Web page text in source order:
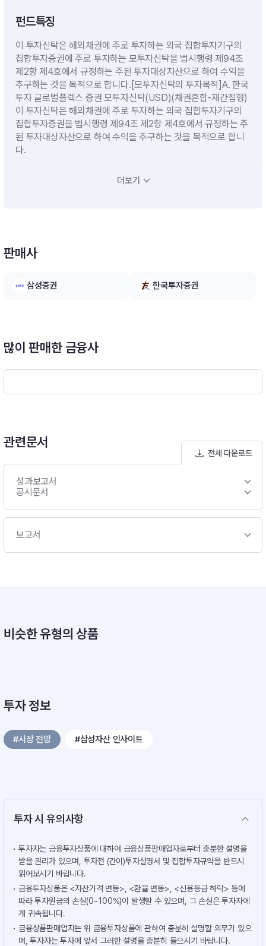
펀드특징
이 투자신탁은 해외채권에 주로 투자하는 외국 집합투자기구의
집합투자증권에 주로 투자하는 모투자신탁을 법시행령 제94조
제2항 제4호에서 규정하는 주된 투자대상자산으로 하여 수익을
추구하는 것을 목적으로 합니다.[모투자신탁의 투자목적]A. 한국
투자 글로벌플렉스 증권 모투자신탁(USD)(채권혼합-재간접형)
이 투자신탁은 해외채권에 주로 투자하는 외국 집합투자기구의
집합투자증권을 법시행령 제94조 제2항 제4호에서 규정하는 주
된 투자대상자산으로 하여 수익을 추구하는 것을 목적으로 합니
다.
용할 계획입니다.(2) 환위험 관리 전략- 이 투자신탁은 환율변동
D)로 투자된 해외투자분 순자산가치(NAV)의 70%이상 ~ 10
0%이하 범위내에서 환율변동위험을 헤지할 계획입니다. 따라서,
스 증권 모투자신탁(USD)(채권혼합-재간접형)- 이 투자신탁은
해외 채권에 주로 투자하는 외국 집합투자기구인 “노무라 펀즈 아
일랜드 피엘씨 (Nomura Funds Ireland PLC)”의 하위펀드인 “G
의 대부분을 투자하는 재간접투자신탁입니다.- 다만, 이 투자신탁
더보기
판매사
삼성증권 한국투자증권
많이 판매한 금융사
관련문서
전체 다운로드
성과보고서
공시문서
보고서
비슷한 유형의 상품
투자 정보
#시장 전망 #삼성자산 인사이트
투자 시 유의사항
투자자는 금융투자상품에 대하여 금융상품판매업자로부터 충분한 설명을
받을 권리가 있으며, 투자전 (간이)투자설명서 및 집합투자규약을 반드시
읽어보시기 바랍니다.
금융투자상품은 <자산가격 변동>, <환율 변동>, <신용등급 하락> 등에
따라 투자원금의 손실(0~100%)이 발생할 수 있으며, 그 손실은 투자자에
게 귀속됩니다.
금융상품판매업자는 위 금융투자상품에 관하여 충분히 설명할 의무가 있으
며, 투자자는 투자에 앞서 그러한 설명을 충분히 들으시기 바랍니다.